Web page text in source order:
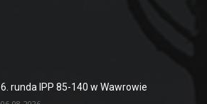
6. runda IPP 85-140 w Wawrowie